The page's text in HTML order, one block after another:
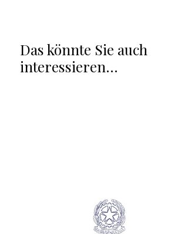
Das könnte Sie auch
interessieren…